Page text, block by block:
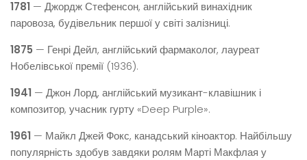
1781 — Джордж Стефенсон, англійський винахідник
паровоза, будівельник першої у світі залізниці.
1875 — Генрі Дейл, англійський фармаколог, лауреат
Нобелівської премії (1936).
1941 — Джон Лорд, англійський музикант-клавішник і
композитор, учасник гурту «Deep Purple».
1961 — Майкл Джей Фокс, канадський кіноактор. Найбільшу
популярність здобув завдяки ролям Марті Макфлая у